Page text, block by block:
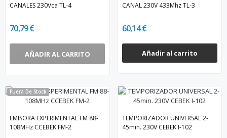
CANALES 230Vca TL-4
70,79 €
AÑADIR AL CARRITO
CANAL 230V 433Mhz TL-3
60,14 €
Añadir al carrito
Fuera De Stock
EMISORA EXPERIMENTAL FM 88-
108MHz CCEBEK FM-2
TEMPORIZADOR UNIVERSAL 2-
45min. 230V CEBEK I-102